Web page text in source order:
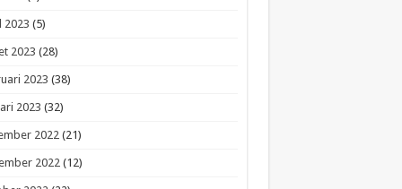
2023 (5)
2023 (28)
2023 (38)
2023 (32)
2022(21)
2022(12)